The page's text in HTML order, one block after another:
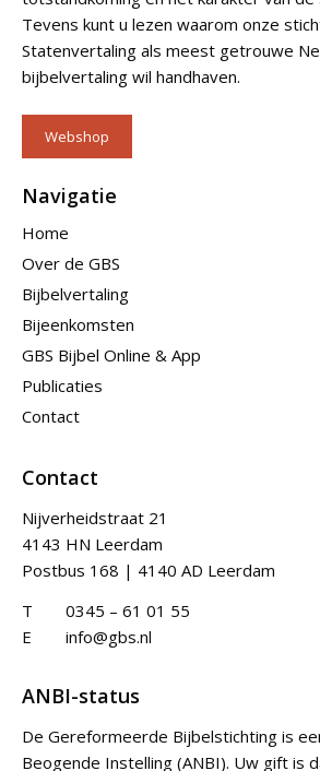
Tevens kunt u lezen waarom onze
Statenvertaling als meest getrouwe
bijbelvertaling wil handhaven.
Webshop
Navigatie
Home
Over de GBS
Bijbelvertaling
Bijeenkomsten
GBS Bijbel Online & App
Publicaties
Contact
Contact
Nijverheidstraat 21
4143 HN Leerdam
Postbus 168 | 4140 AD Leerdam
T
0345 – 61 01 55
E
info@gbs.nl
ANBI-status
De Gereformeerde Bijbelstichting is
Beogende Instelling (ANBI). Uw gift is